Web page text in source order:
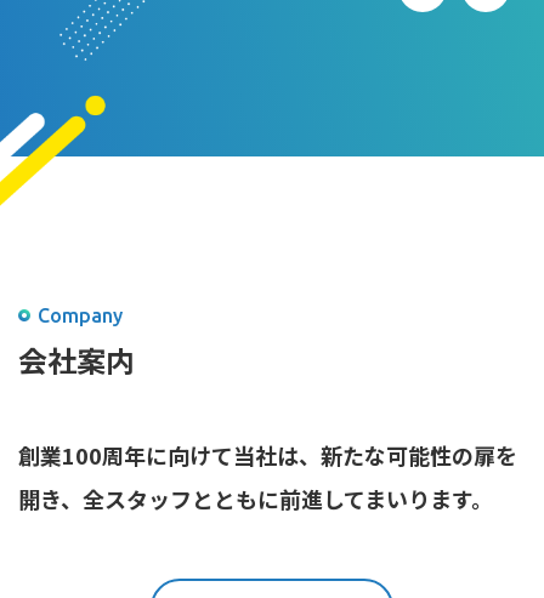
Company
会社案内
創業100周年に向けて当社は、 新たな可能性の扉を
開き、 全スタッフとともに前進してまいります。